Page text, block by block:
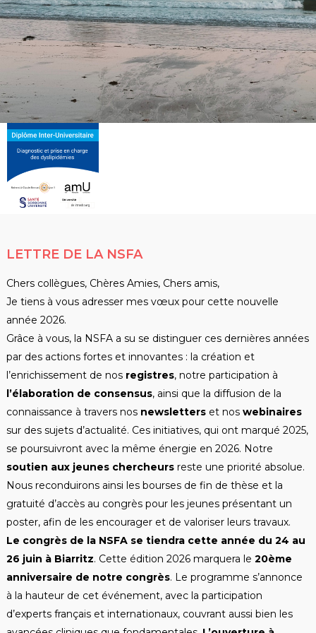
LETTRE DE LA NSFA
Chers collègues, Chères Amies, Chers amis,
Je tiens à vous adresser mes vœux pour cette nouvelle
année 2026.
Grâce à vous, la NSFA a su se distinguer ces dernières années
par des actions fortes et innovantes : la création et
l’enrichissement de nos registres, notre participation à
l’élaboration de consensus, ainsi que la diffusion de la
connaissance à travers nos newsletterset nos webinaires
sur des sujets d’actualité. Ces initiatives, qui ont marqué 2025,
se poursuivront avec la même énergie en 2026. Notre
soutien aux jeunes chercheursreste une priorité absolue.
Nous reconduirons ainsi les bourses de fin de thèse et la
gratuité d’accès au congrès pour les jeunes présentant un
poster, afin de les encourager et de valoriser leurs travaux.
Le congrès de la NSFA se tiendra cette année du 24 au
26 juin à Biarritz. Cette édition 2026 marquera le 20ème
anniversaire de notre congrès. Le programme s’annonce
à la hauteur de cet événement, avec la participation
d’experts français et internationaux, couvrant aussi bien les